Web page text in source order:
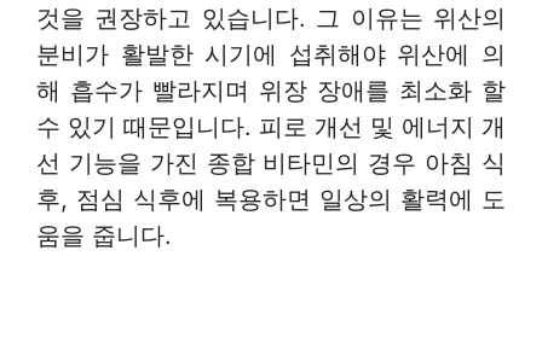
것을 권장하고 있습니다. 그 이유는 위산의
분비가 활발한 시기에 섭취해야 위산에 의
해 흡수가 빨라지며 위장 장애를 최소화 할
수 있기 때문입니다. 피로 개선 및 에너지 개
선 기능을 가진 종합 비타민의 경우 아침 식
후, 점심 식후에 복용하면 일상의 활력에 도
움을 줍니다.